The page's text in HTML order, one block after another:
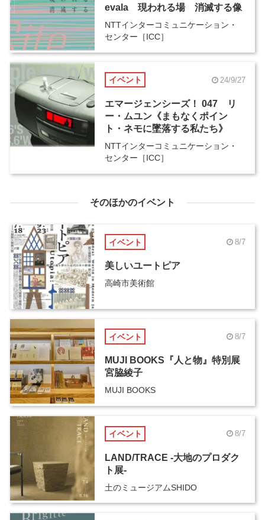
evala 現われる場 消滅する像
NTTインターコミュニケーション・
センター［ICC］
イベント 24/9/27
エマージェンシーズ！ 047 リ
ー・ムユン《まもなくポイン
ト・ネモに墜落する私たち》
NTTインターコミュニケーション・
センター［ICC］
そのほかのイベント
イベント 8/7
美しいユートピア
高崎市美術館
イベント 8/7
MUJI BOOKS『人と物』特別展
宮脇綾子
MUJI BOOKS
イベント 8/7
LAND/TRACE -大地のプロダク
ト展-
土のミュージアムSHIDO